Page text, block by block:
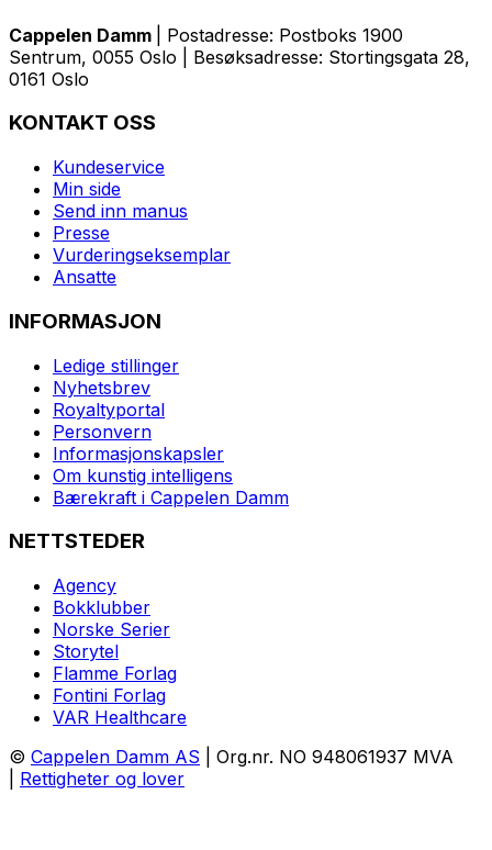
Cappelen Damm
| Postadresse: Postboks 1900
Sentrum, 0055 Oslo | Besøksadresse: Stortingsgata 28,
0161 Oslo
KONTAKT OSS
Kundeservice
Min side
Send inn manus
Presse
Vurderingseksemplar
Ansatte
INFORMASJON
Ledige stillinger
Nyhetsbrev
Royaltyportal
Personvern
Informasjonskapsler
Om kunstig intelligens
Bærekraft i Cappelen Damm
NETTSTEDER
Agency
Bokklubber
Norske Serier
Storytel
Flamme Forlag
Fontini Forlag
VAR Healthcare
© Cappelen Damm AS | Org.nr. NO 948061937 MVA
Rettigheter og lover